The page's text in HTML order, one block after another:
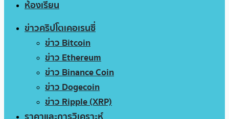
ห้องเรียน
ข่าวคริปโตเคอเรนซี่
ข่าว Bitcoin
ข่าว Ethereum
ข่าว Binance Coin
ข่าว Dogecoin
ข่าว Ripple (XRP)